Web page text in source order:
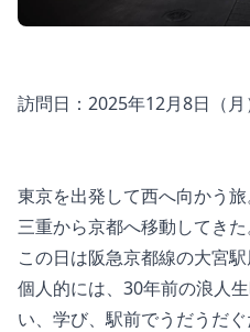
訪問日：2025年12月8日（月
東京を出発して西へ向かう旅
三重から京都へ移動してきた
この日は阪急京都線の大宮駅
個人的には、30年前の浪人
い、学び、駅前でうだうだぐ